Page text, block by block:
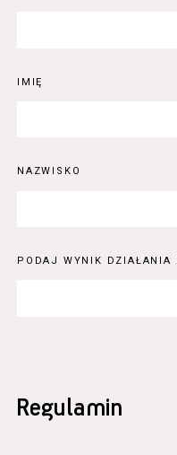
IMIĘ
NAZWISKO
PODAJ WYNIK DZIAŁANIA
Regulamin